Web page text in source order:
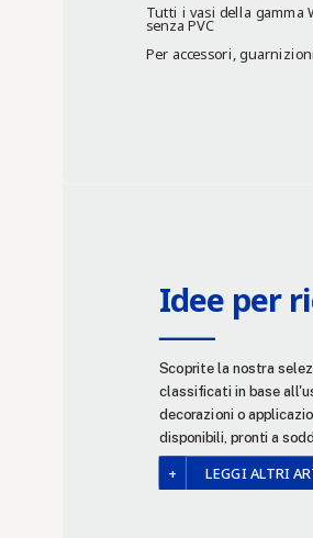
Tutti i vasi della gamma
senza PVC
Per accessori,
Idee per
Scoprite la nostra
classificati in base
decorazioni o
disponibili, pronti a
LEGGI ALTRI